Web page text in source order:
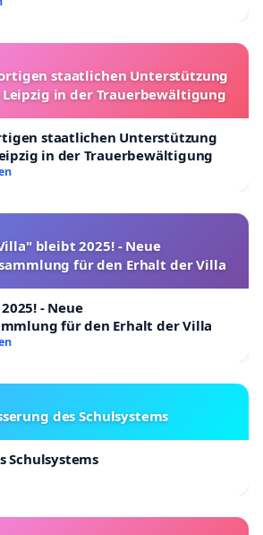
staatlichen Unterstützung
in der Trauerbewältigung
staatlichen Unterstützung
in der Trauerbewältigung
bleibt 2025! - Neue
für den Erhalt der Villa
- Neue
für den Erhalt der Villa
des Schulsystems
Schulsystems